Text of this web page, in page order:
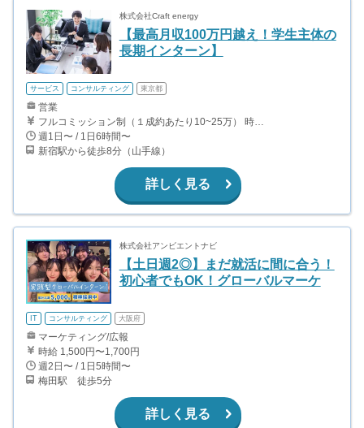
株式会社Craft energy
【最高月収100万円越え！学生主体の
長期インターン】
サービス コンサルティング 東京都
営業
フルコミッション制（１成約あたり10~25万） 時給換算で（2000円〜2500円）程度が目安となります。 月100万を稼ぐ学生多数在籍しています。 ■収入例 〇入社1か月目（早稲田大学2年生） 役職：アポインター 月間1契約×10万円＝10万円 ＋交通費 〇入社3か月目（明治大学2年生） 役職：アポインター 月間2契約×13万円＝26万円 ＋交通費 〇入社6か月目（慶應義塾大学3年生） 役職：アポインター 月間5契約×15万円＝75万円 ＋交通費 〇入社15か月目（東京大学3年生） 役職：クローザー 月間3契約×25万=75万円 ＋交通費 交通費支給あり
週1日〜 / 1日6時間〜
新宿駅から徒歩8分（山手線）
詳しく見る
株式会社アンビエントナビ
【土日週2◎】まだ就活に間に合う！
初心者でもOK！グローバルマーケ
IT コンサルティング 大阪府
マーケティング/広報
時給 1,500円〜1,700円
週2日〜 / 1日5時間〜
梅田駅 徒歩5分
詳しく見る